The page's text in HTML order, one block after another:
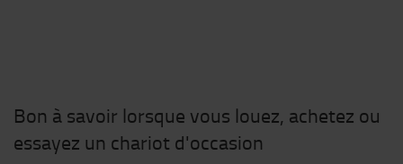
Bon à savoir lorsque vous louez, achetez ou
essayez un chariot d'occasion